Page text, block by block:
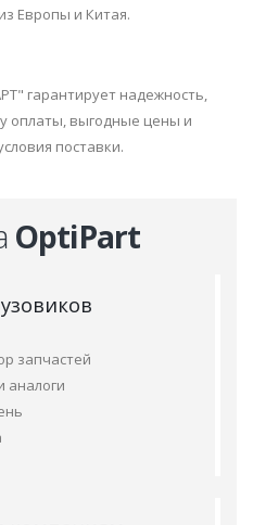
Европы и Китая.
гарантирует надежность,
оплаты, выгодные цены и
поставки.
OptiPart
запчастей
аналоги